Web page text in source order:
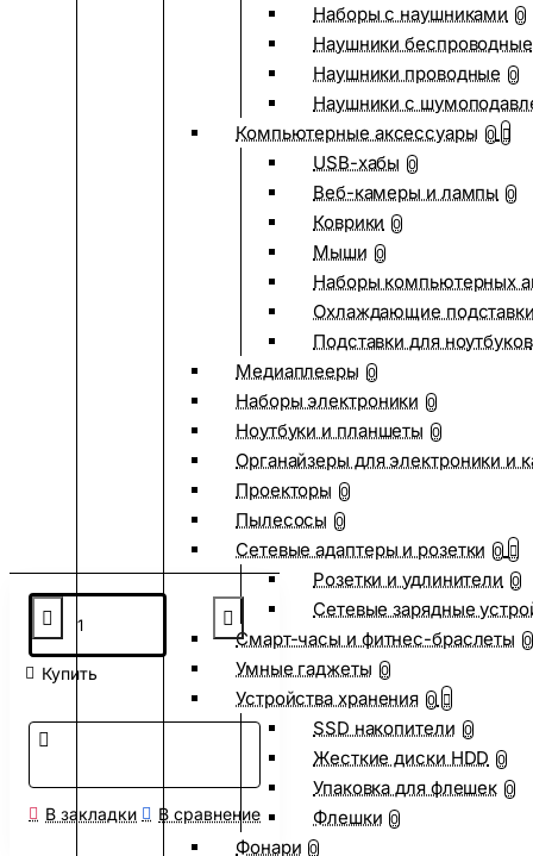
Наборы с наушниками 0
Наушники беспроводные
Наушники проводные 0
Наушники с
Компьютерные аксессуары 0
USB-хабы 0
Веб-камеры и лампы 0
Коврики 0
Мыши 0
Наборы компьютерных
Охлаждающие
Подставки для ноутбуков
Медиаплееры 0
Наборы электроники 0
Ноутбуки и планшеты 0
Органайзеры для электроники и
Проекторы 0
Пылесосы 0
Сетевые адаптеры и розетки 0
Розетки и удлинители 0
Сетевые зарядные
Смарт-часы и фитнес-браслеты 0
Умные гаджеты 0
Устройства хранения 0
SSD накопители 0
Жесткие диски HDD 0
Упаковка для флешек 0
Флешки 0
Фонари 0
Купить
В закладки В сравнение